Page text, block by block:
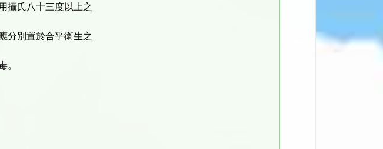
攝氏八十三度以上之
分別置於合乎衛生之
。